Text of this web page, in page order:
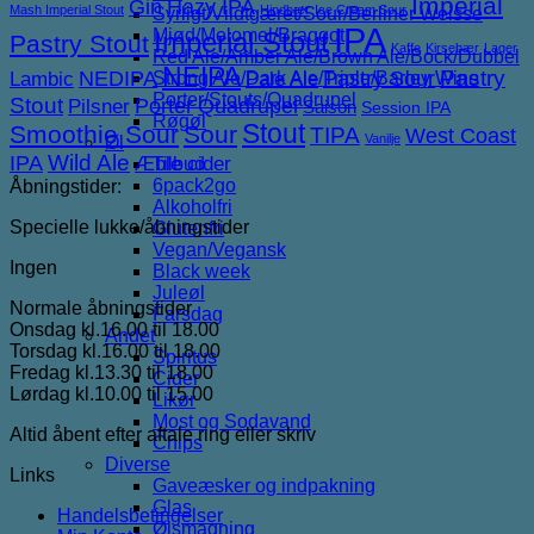
Syrligt/Vildtgæret/Sour/Berliner Weisse
Mjød/Melomel/Braggot
Red Ale/Amber Ale/Brown Ale/Bock/Dubbel
Strong Ale/Dark Ale/Triple/Barley Wine
Porter/Stouts/Quadrupel
Røgøl
Øl
Tilbud
6pack2go
Alkoholfri
Glutenfri
Vegan/Vegansk
Black week
Juleøl
Farsdag
Andet
Spiritus
Cider
Likør
Most og Sodavand
Chips
Diverse
Gaveæsker og indpakning
Glas
Ølsmagning
Mash Imperial Stout GinHazy IPA Hindbær Ice Cream Sour
Pastry StoutImperial StoutIPA Kaffe Kirsebær Lager
Lambic NEDIPANEIPA Pale Ale Pastry SourPastry
Stout Pilsner Porter Quadrupel Saison Session IPA
Smoothie SourSour StoutTIPA Vanilje West Coast
IPAWild Ale Æble cider
Åbningstider:
Specielle lukke/åbningstider
Ingen
Normale åbningstider
Onsdag kl.16.00 til 18.00
Torsdag kl.16.00 til 18.00
Fredag kl.13.30 til 18.00
Lørdag kl.10.00 til 15.00
Altid åbent efter aftale ring eller skriv
Links
Handelsbetingelser